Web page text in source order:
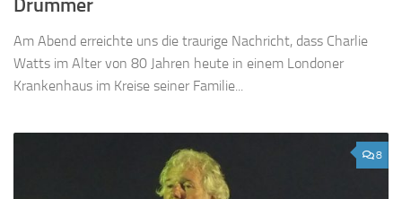
Drummer
Am Abend erreichte uns die traurige Nachricht, dass Charlie
Watts im Alter von 80 Jahren heute in einem Londoner
Krankenhaus im Kreise seiner Familie...
8